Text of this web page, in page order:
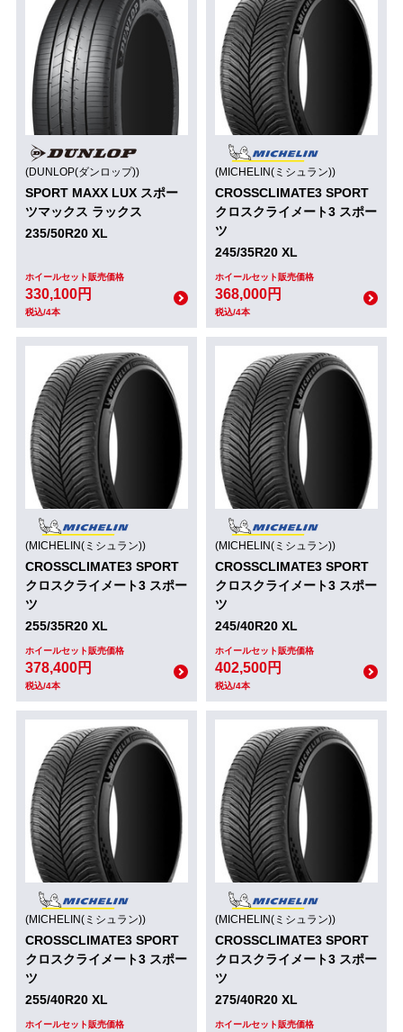
(DUNLOP(ダンロップ))
SPORT MAXX LUX スポー
ツマックス ラックス
235/50R20 XL
ホイールセット販売価格
330,100円
税込/4本
(MICHELIN(ミシュラン))
CROSSCLIMATE3 SPORT
クロスクライメート3 スポー
ツ
245/35R20 XL
ホイールセット販売価格
368,000円
税込/4本
(MICHELIN(ミシュラン))
CROSSCLIMATE3 SPORT
クロスクライメート3 スポー
ツ
255/35R20 XL
ホイールセット販売価格
378,400円
税込/4本
(MICHELIN(ミシュラン))
CROSSCLIMATE3 SPORT
クロスクライメート3 スポー
ツ
245/40R20 XL
ホイールセット販売価格
402,500円
税込/4本
(MICHELIN(ミシュラン))
CROSSCLIMATE3 SPORT
クロスクライメート3 スポー
ツ
255/40R20 XL
ホイールセット販売価格
(MICHELIN(ミシュラン))
CROSSCLIMATE3 SPORT
クロスクライメート3 スポー
ツ
275/40R20 XL
ホイールセット販売価格